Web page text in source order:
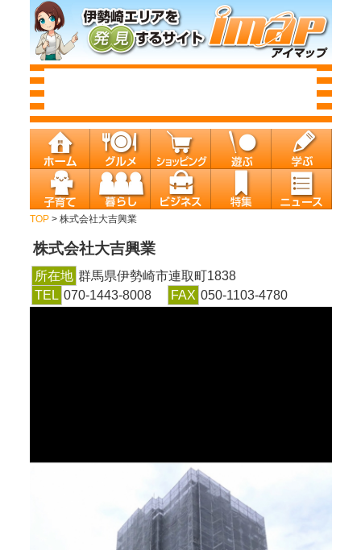
TOP> 株式会社大吉興業
株式会社大吉興業
所在地 群馬県伊勢崎市連取町1838
TEL 070-1443-8008 FAX 050-1103-4780